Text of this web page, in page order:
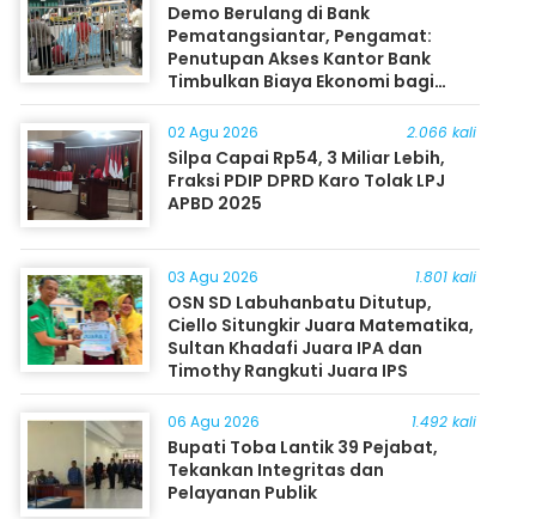
Demo Berulang di Bank
Pematangsiantar, Pengamat:
Penutupan Akses Kantor Bank
Timbulkan Biaya Ekonomi bagi
Masyarakat
02 Agu 2026 2.066 kali
Silpa Capai Rp54, 3 Miliar Lebih,
Fraksi PDIP DPRD Karo Tolak LPJ
APBD 2025
03 Agu 2026 1.801 kali
OSN SD Labuhanbatu Ditutup,
Ciello Situngkir Juara Matematika,
Sultan Khadafi Juara IPA dan
Timothy Rangkuti Juara IPS
06 Agu 2026 1.492 kali
Bupati Toba Lantik 39 Pejabat,
Tekankan Integritas dan
Pelayanan Publik